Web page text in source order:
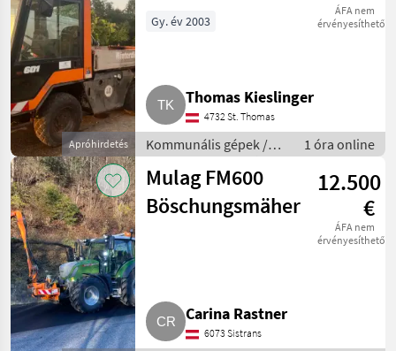
Apróhirdetés
ÁFA nem
érvényesíthető
Gy. év 2003
Thomas Kieslinger
4732 St. Thomas
Kommunális gépek /
Kommunális járművek
1 óra online
Mulag FM600
Böschungsmäher
12.500
€
ÁFA nem
érvényesíthető
Carina Rastner
6073 Sistrans